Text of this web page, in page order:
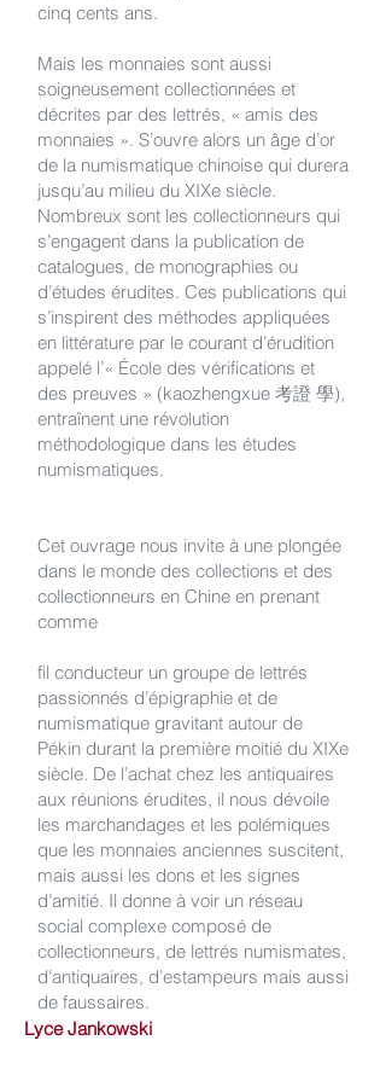
cinq cents ans.
Mais les monnaies sont aussi
soigneusement collectionnées et
décrites par des lettrés, « amis des
monnaies ». S’ouvre alors un âge d’or
de la numismatique chinoise qui durera
jusqu’au milieu du XIXe siècle.
Nombreux sont les collectionneurs qui
s’engagent dans la publication de
catalogues, de monographies ou
d’études érudites. Ces publications qui
s’inspirent des méthodes appliquées
en littérature par le courant d’érudition
appelé l’« École des vérifications et
des preuves » (kaozhengxue 考證 學),
entraînent une révolution
méthodologique dans les études
numismatiques.
Cet ouvrage nous invite à une plongée
dans le monde des collections et des
collectionneurs en Chine en prenant
comme
fil conducteur un groupe de lettrés
passionnés d’épigraphie et de
numismatique gravitant autour de
Pékin durant la première moitié du XIXe
siècle. De l’achat chez les antiquaires
aux réunions érudites, il nous dévoile
les marchandages et les polémiques
que les monnaies anciennes suscitent,
mais aussi les dons et les signes
d’amitié. Il donne à voir un réseau
social complexe composé de
collectionneurs, de lettrés numismates,
d’antiquaires, d’estampeurs mais aussi
de faussaires.
Lyce Jankowski